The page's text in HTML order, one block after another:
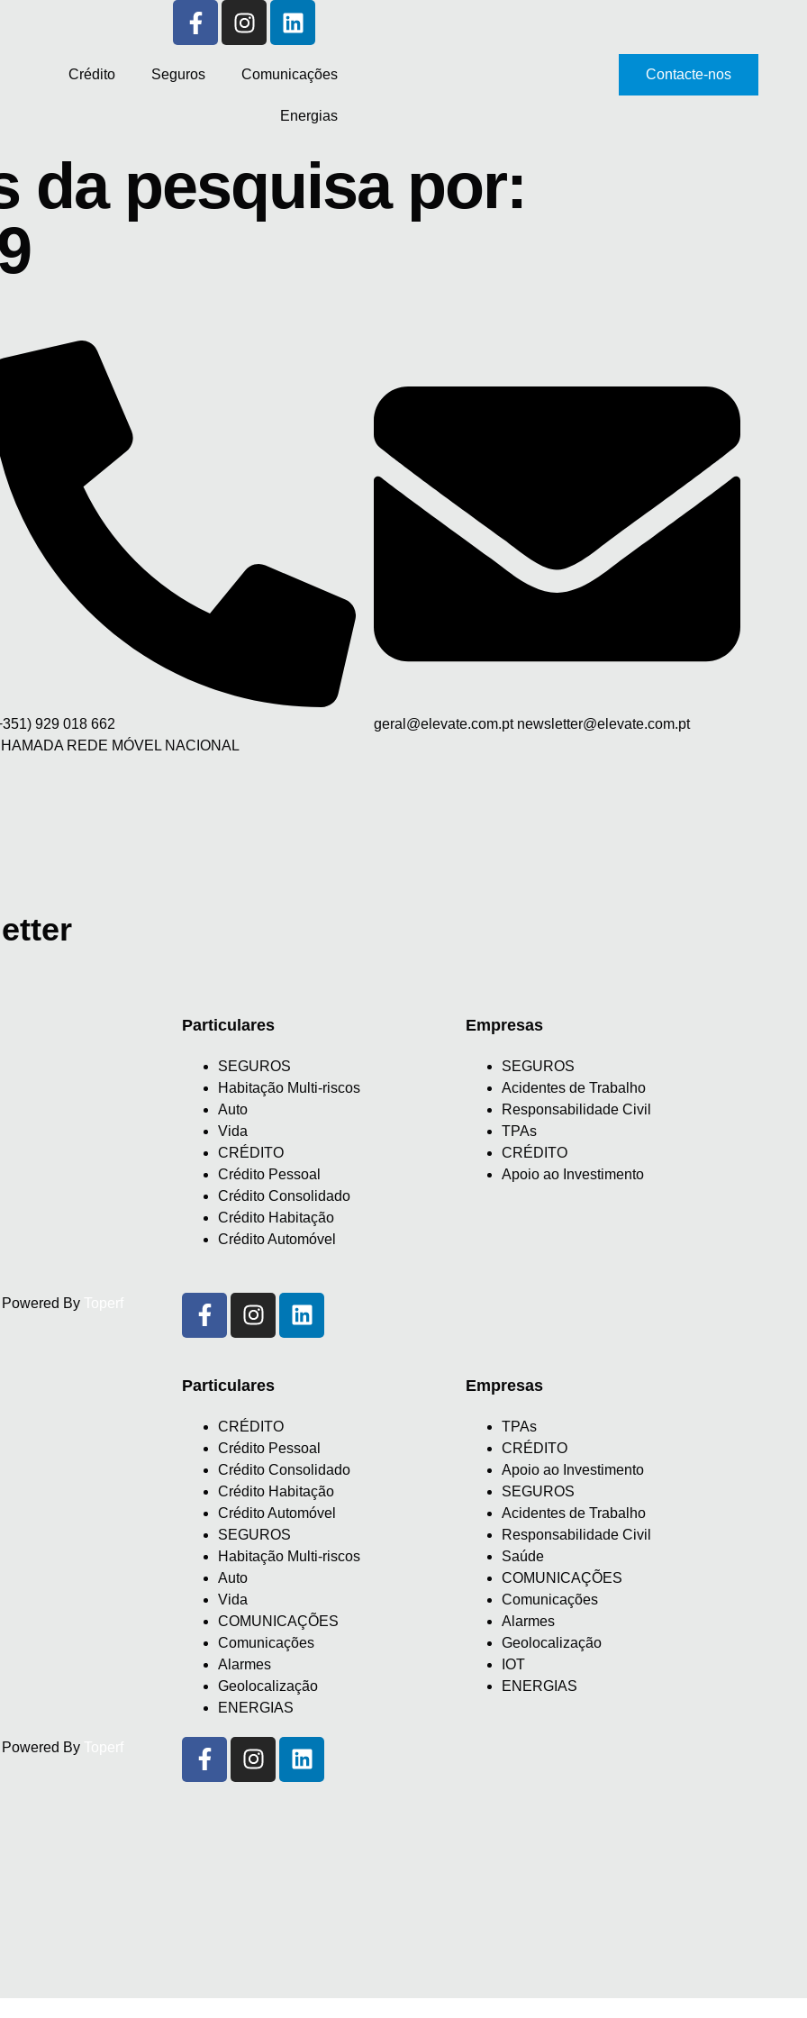
Crédito Seguros Comunicações
Energias
Contacte-nos
da pesquisa por:
929 018 662
REDE MÓVEL NACIONAL
geral@elevate.com.pt newsletter@elevate.com.pt
Particulares
SEGUROS
Habitação Multi-riscos
Auto
Vida
CRÉDITO
Crédito Pessoal
Crédito Consolidado
Crédito Habitação
Crédito Automóvel
Empresas
SEGUROS
Acidentes de Trabalho
Responsabilidade Civil
TPAs
CRÉDITO
Apoio ao Investimento
By
Particulares
CRÉDITO
Crédito Pessoal
Crédito Consolidado
Crédito Habitação
Crédito Automóvel
SEGUROS
Habitação Multi-riscos
Auto
Vida
COMUNICAÇÕES
Comunicações
Alarmes
Geolocalização
ENERGIAS
Empresas
TPAs
CRÉDITO
Apoio ao Investimento
SEGUROS
Acidentes de Trabalho
Responsabilidade Civil
Saúde
COMUNICAÇÕES
Comunicações
Alarmes
Geolocalização
IOT
ENERGIAS
By